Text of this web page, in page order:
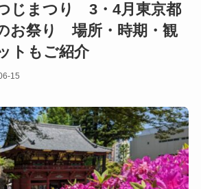
じまつり 3・4月東京都
お祭り 場所・時期・観
トもご紹介
15